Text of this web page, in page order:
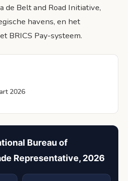
de Belt and Road Initiative,
havens, en het
BRICS Pay-systeem.
2026
Bureau of
Representative, 2026